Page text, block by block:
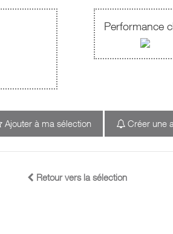
Performance
Ajouter à ma sélection Créer une
Retour vers la sélection